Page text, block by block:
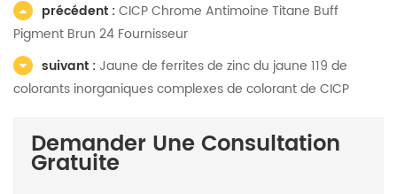
précédent :CICP Chrome Antimoine Titane Buff
Pigment Brun 24 Fournisseur
suivant : Jaune de ferrites de zinc du jaune 119 de
colorants inorganiques complexes de colorant de CICP
Demander Une Consultation
Gratuite